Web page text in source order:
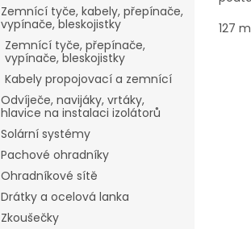
Zemnící tyče, kabely, přepínače,
vypínače, bleskojistky
Zemnící tyče, přepínače,
vypínače, bleskojistky
Kabely propojovací a zemnící
Odvíječe, navijáky, vrtáky,
hlavice na instalaci izolátorů
Solární systémy
Pachové ohradníky
Ohradníkové sítě
Drátky a ocelová lanka
Zkoušečky
127